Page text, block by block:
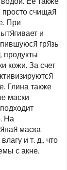
просто счищая
При
и
грязь
продукты
кожи. За счет
Глина также
маски
На
маска
и т. д., что
с акне.